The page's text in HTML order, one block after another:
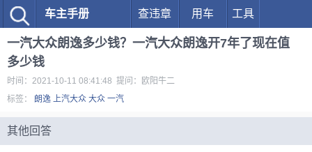
车主手册 查违章 用车 工具
一汽大众朗逸多少钱？一汽大众朗逸开7年了现在值
多少钱
时间：2021-10-11 08:41:48 提问：欧阳牛二
标签：
朗逸 上汽大众 大众 一汽
其他回答